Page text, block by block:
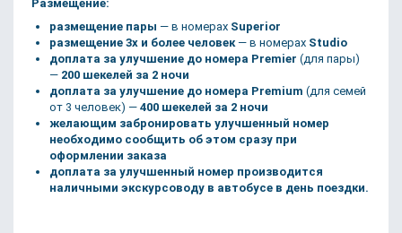
Размещение:
размещение пары — в номерах Superior
размещение 3х и более человек— в номерах Studio
доплата за улучшение до номера Premier (для пары)
— 200 шекелей за 2 ночи
доплата за улучшение до номера Premium (для семей
от 3 человек) — 400 шекелей за 2 ночи
желающим забронировать улучшенный номер
необходимо сообщить об этом сразу при
оформлении заказа
доплата за улучшенный номер производится
наличными экскурсоводу в автобусе в день поездки.